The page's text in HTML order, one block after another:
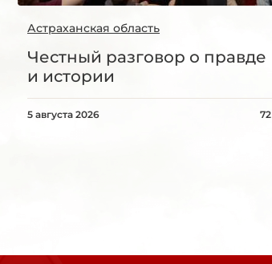
Астраханская область
Честный разговор о правде
и истории
5 августа 2026 72